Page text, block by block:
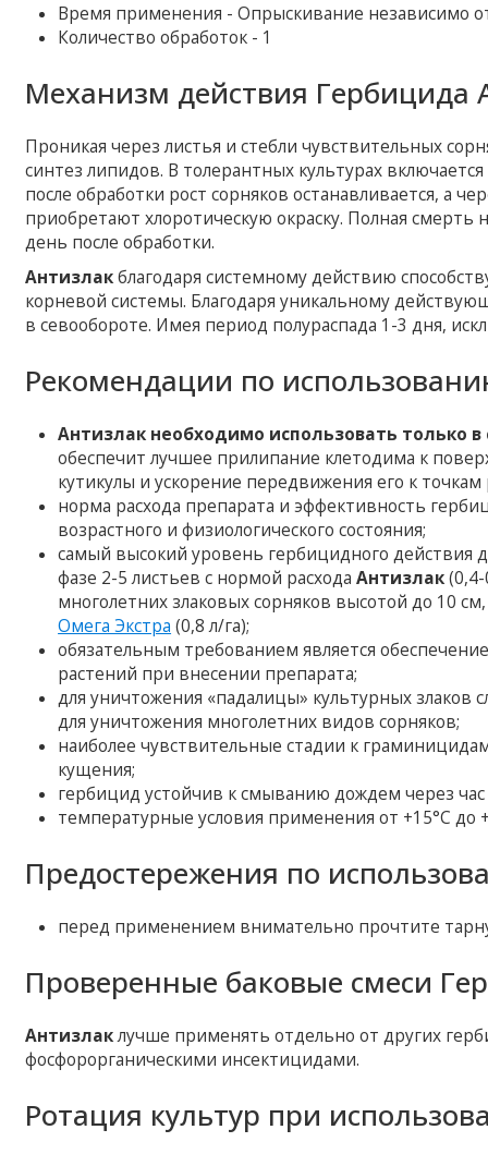
Время применения - Опрыскивание независимо
Количество обработок - 1
Механизм действия Гербицида
Проникая через листья и стебли чувствительных
синтез липидов. В толерантных культурах
после обработки рост сорняков останавливается, а
приобретают хлоротическую окраску. Полная
день после обработки.
Антизлакблагодаря системному действию
корневой системы. Благодаря уникальному
в севообороте. Имея период полураспада 1-3 дня,
Рекомендации по
Антизлак необходимо использовать только в
обеспечит лучшее прилипание клетодима к
кутикулы и ускорение передвижения его к точкам
норма расхода препарата и эффективность
возрастного и физиологического состояния;
самый высокий уровень гербицидного действия
фазе 2-5 листьев с нормой расходаАнтизлак
многолетних злаковых сорняков высотой до 10
Омега Экстра (0,8 л/га);
обязательным требованием является
растений при внесении препарата;
для уничтожения «падалицы» культурных
для уничтожения многолетних видов сорняков;
наиболее чувствительные стадии к
кущения;
гербицид устойчив к смыванию дождем через
температурные условия применения от +15°С до
Предостережения по
перед применением внимательно прочтите
Проверенные баковые смеси
Антизлаклучше применять отдельно от других
фосфорорганическими инсектицидами.
Ротация культур при